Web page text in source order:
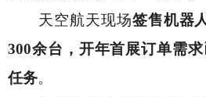
天空航天现场签售机器人
300余台，开年首展订单需
任务。